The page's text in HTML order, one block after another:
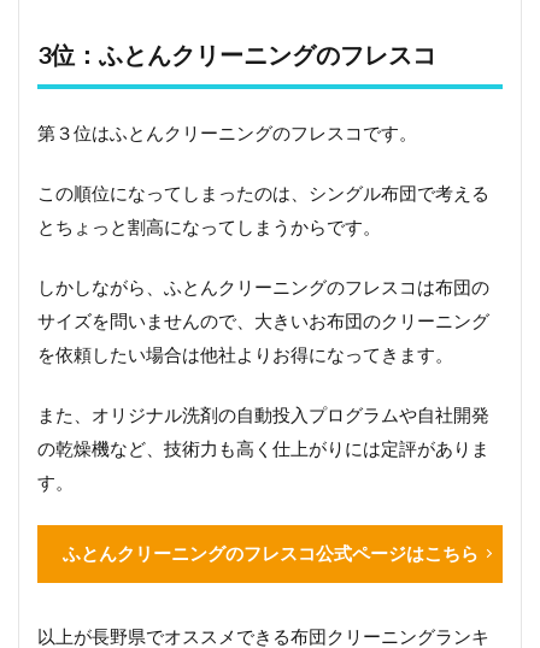
3位：ふとんクリーニングのフレスコ
第３位はふとんクリーニングのフレスコです。
この順位になってしまったのは、シングル布団で考える
とちょっと割高になってしまうからです。
しかしながら、ふとんクリーニングのフレスコは布団の
サイズを問いませんので、大きいお布団のクリーニング
を依頼したい場合は他社よりお得になってきます。
また、オリジナル洗剤の自動投入プログラムや自社開発
の乾燥機など、技術力も高く仕上がりには定評がありま
す。
ふとんクリーニングのフレスコ公式ページはこちら
以上が長野県でオススメできる布団クリーニングランキ